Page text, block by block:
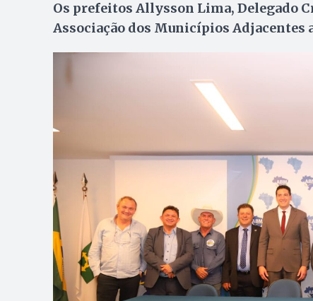
Os prefeitos Allysson Lima, Delegado
Associação dos Municípios Adjacentes